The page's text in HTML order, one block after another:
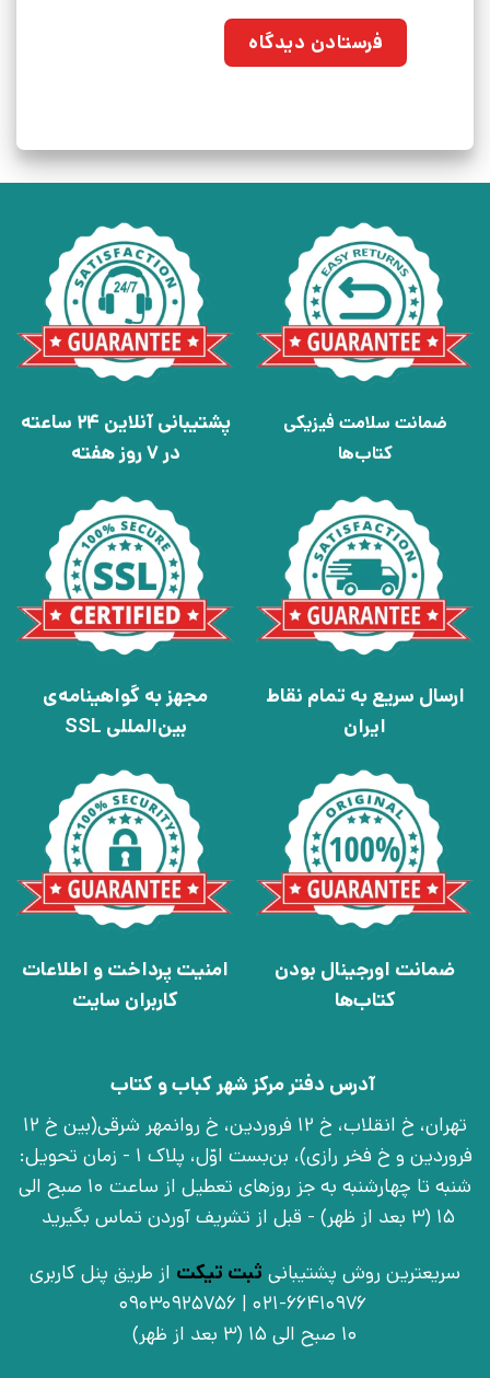
ضمانت سلامت فیزیکی
کتاب‌ها
پشتیبانی آنلاین 24 ساعته
در 7 روز هفته
ارسال سریع به تمام نقاط
ایران
مجهز به گواهینامه‌ی
بین‌المللی SSL
ضمانت اورجینال بودن
کتاب‌ها
امنیت پرداخت و اطلاعات
کاربران سایت
آدرس دفتر مرکز شهر کباب و کتاب
تهران، خ انقلاب، خ 12 فروردین، خ روانمهر شرقی(بین خ 12
فروردین و خ فخر رازی)، بن‌بست اوّل، پلاک 1 - زمان تحویل:
شنبه تا چهارشنبه به جز روزهای تعطیل از ساعت 10 صبح الی
15 (3 بعد از ظهر) - قبل از تشریف آوردن تماس بگیرید
سریعترین روش پشتیبانی ثبت تیکت از طریق پنل کاربری
021-66410976 | 09030925756
10 صبح الی 15 (3 بعد از ظهر)